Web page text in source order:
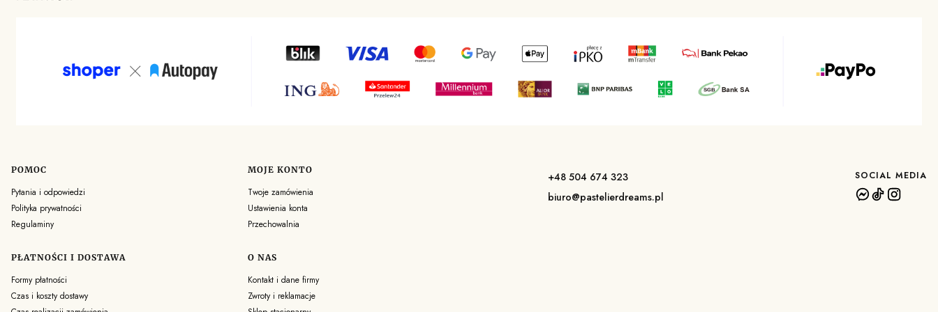
Linki w stopce
POMOC
Pytania i odpowiedzi
Polityka prywatności
Regulaminy
MOJE KONTO
Twoje zamówienia
Ustawienia konta
Przechowalnia
PŁATNOŚCI I DOSTAWA
Formy płatności
Czas i koszty dostawy
O NAS
Kontakt i dane firmy
Zwroty i reklamacje
+48 504 674 323
biuro@pastelierdreams.pl
SOCIAL MEDIA